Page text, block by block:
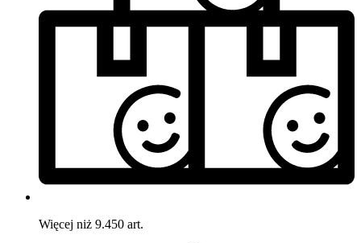
Więcej niż 9.450 art.